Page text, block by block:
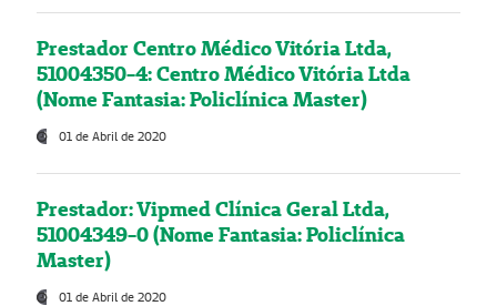
Prestador Centro Médico Vitória Ltda,
51004350-4: Centro Médico Vitória Ltda
(Nome Fantasia: Policlínica Master)
01 de Abril de 2020
Prestador: Vipmed Clínica Geral Ltda,
51004349-0 (Nome Fantasia: Policlínica
Master)
01 de Abril de 2020